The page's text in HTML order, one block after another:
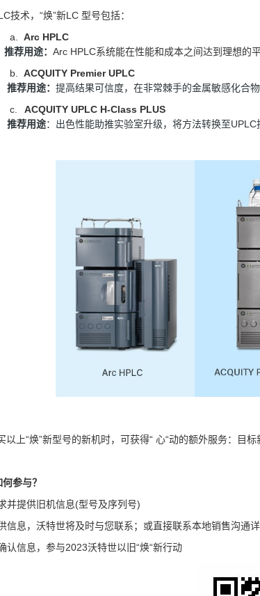
技术，“焕”新LC 型号包括：
a.
Arc HPLC
荐用途： Arc HPLC系统能在性能和成本之间达到理想的
b.
ACQUITY Premier UPLC
荐用途： 提高结果可信度，在非常棘手的金属敏感化合
c.
ACQUITY UPLC H-Class PLUS
荐用途：出色性能助推实验室升级，将方法转换至UPLC
以上“焕”新型号的新机时，可获得“ 心“动的额外服务： 目标
参与？
并提供旧机信息(型号及序列号)
信息，沃特世将及时与您联系；或直接联系本地销售沟通
认信息，参与2023沃特世以旧“焕“新行动